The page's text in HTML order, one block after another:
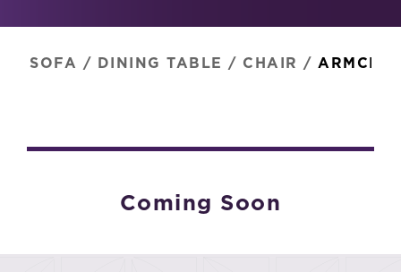
SOFA / DINING TABLE / CHAIR /
Coming Soon